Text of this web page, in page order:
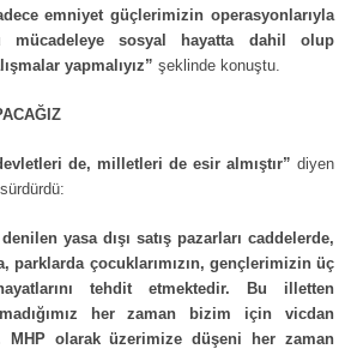
emniyet güçlerimizin operasyonlarıyla
mücadeleye sosyal hayatta dahil olup
yapmalıyız” şeklinde konuştu.
de, milletleri de esir almıştır” diyen
yasa dışı satış pazarları caddelerde,
parklarda çocuklarımızın, gençlerimizin üç
tehdit etmektedir. Bu illetten
her zaman bizim için vicdan
MHP olarak üzerimize düşeni her zaman